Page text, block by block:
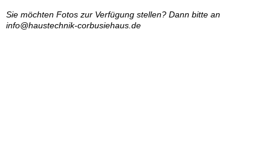
Sie möchten Fotos zur Verfügung stellen? Dann bitte an
info@haustechnik-corbusiehaus.de